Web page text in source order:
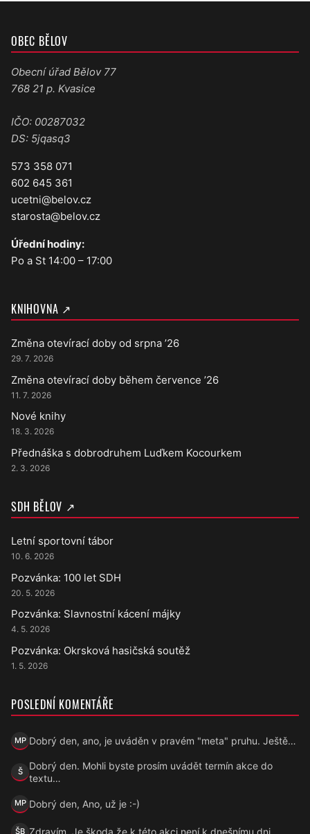
OBEC BĚLOV
Obecní úřad Bělov 77
768 21 p. Kvasice
IČO: 00287032
DS: 5jqasq3
573 358 071
602 645 361
ucetni@belov.cz
starosta@belov.cz
Úřední hodiny:
Po a St 14:00 – 17:00
KNIHOVNA ↗
Změna otevírací doby od srpna ’26
29. 7. 2026
Změna otevírací doby během července ’26
11. 7. 2026
Nové knihy
18. 3. 2026
Přednáška s dobrodruhem Luďkem Kocourkem
2. 3. 2026
SDH BĚLOV ↗
Letní sportovní tábor
10. 6. 2026
Pozvánka: 100 let SDH
20. 5. 2026
Pozvánka: Slavnostní kácení májky
4. 5. 2026
Pozvánka: Okrsková hasičská soutěž
1. 5. 2026
POSLEDNÍ KOMENTÁŘE
MP
Marek Přecechtěl
Dobrý den, ano, je uváděn v pravém "meta" pruhu. Ještě…
ŠŠárka
Dobrý den. Mohli byste prosím uvádět termín akce do
textu…
MPMarek Přecechtěl
Dobrý den, Ano, už je :-)
ŠB